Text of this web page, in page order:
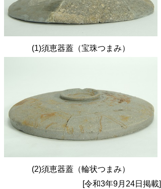
(1)須恵器蓋（宝珠つまみ）
(2)須恵器蓋（輪状つまみ）
[令和3年9月24日掲載]